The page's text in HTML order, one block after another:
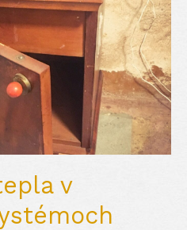
v